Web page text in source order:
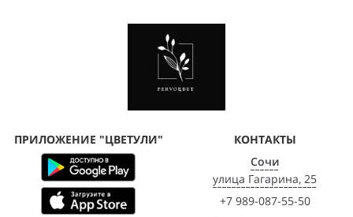
ПРИЛОЖЕНИЕ "ЦВЕТУЛИ"
КОНТАКТЫ
Сочи
улица Гагарина, 25
+7 989-087-55-50